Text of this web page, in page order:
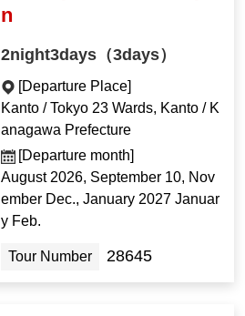
n
2night3days（3days）
[Departure Place]
Kanto / Tokyo 23 Wards, Kanto / K
anagawa Prefecture
[Departure month]
August 2026, September 10, Nov
ember Dec., January 2027 Januar
y Feb.
Tour Number 28645